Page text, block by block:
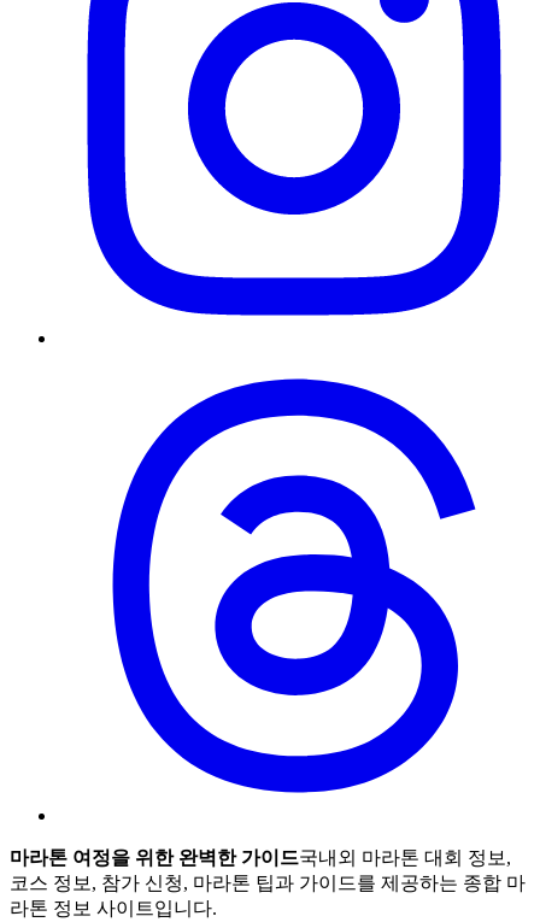
마라톤 여정을 위한 완벽한 가이드국내외 마라톤 대회 정보,
코스 정보, 참가 신청, 마라톤 팁과 가이드를 제공하는 종합 마
라톤 정보 사이트입니다.